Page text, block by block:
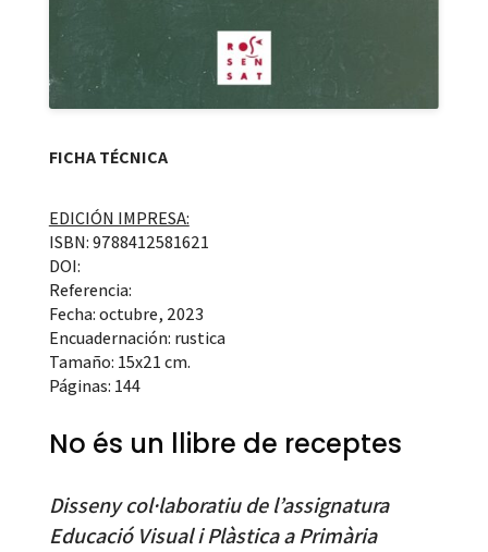
FICHA TÉCNICA
EDICIÓN IMPRESA:
ISBN: 9788412581621
DOI:
Referencia:
Fecha: octubre, 2023
Encuadernación: rustica
Tamaño: 15x21 cm.
Páginas: 144
No és un llibre de receptes
Disseny col·laboratiu de l’assignatura
Educació Visual i Plàstica a Primària